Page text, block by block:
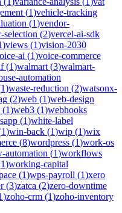
(1)vehicle-tracking
(1)vendor-
selection (2)vercel-ai-sdk
)views (1)vision-2030
ai (1)voice-commerce
(1)walmart (3)walmart-
automation
1)waste-reduction (2)watsonx-
(2)web (1)web-design
(1)web3 (1)webhooks
(1)white-label
1)win-back (1)wip (1)wix
(8)wordpress (1)work-os
automation (1)workflows
1)working-capital
(1)wps-payroll (1)xero
(3)zatca (2)zero-downtime
)zoho-crm (1)zoho-inventory